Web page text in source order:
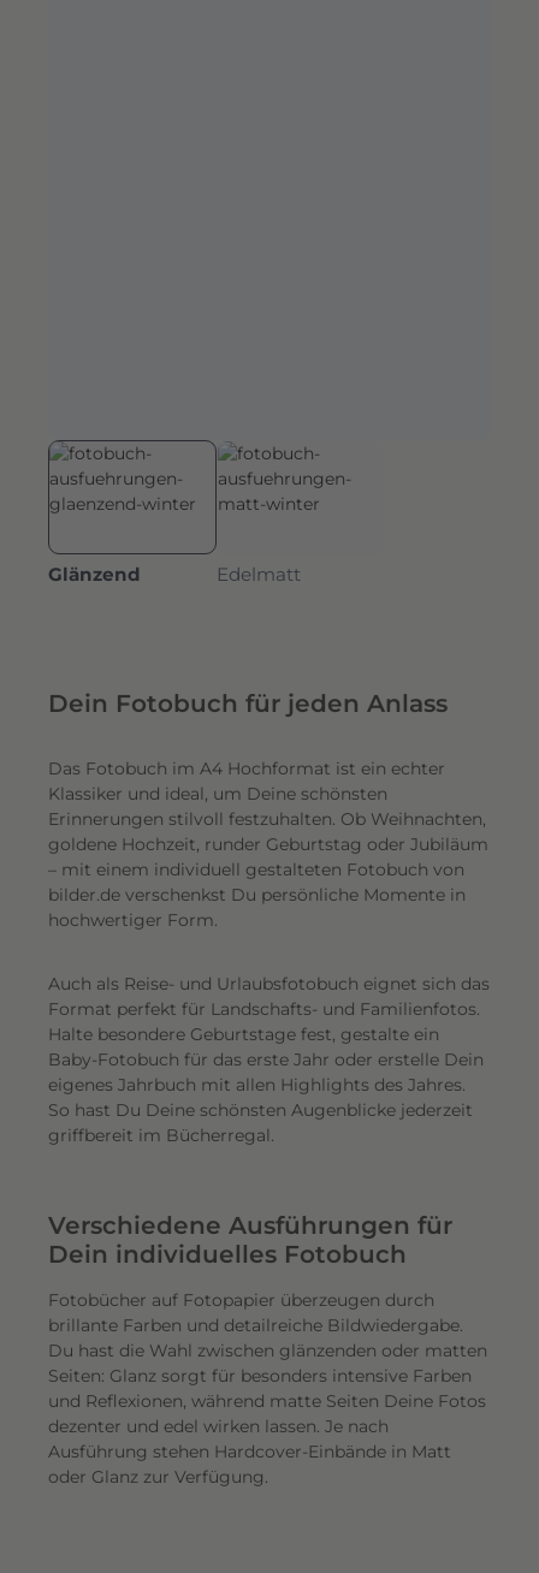
Glänzend Edelmatt
Dein Fotobuch für jeden Anlass
Das Fotobuch im A4 Hochformat ist ein echter
Klassiker und ideal, um Deine schönsten
Erinnerungen stilvoll festzuhalten. Ob Weihnachten,
goldene Hochzeit, runder Geburtstag oder Jubiläum
– mit einem individuell gestalteten Fotobuch von
bilder.de verschenkst Du persönliche Momente in
hochwertiger Form.
Auch als Reise- und Urlaubsfotobuch eignet sich das
Format perfekt für Landschafts- und Familienfotos.
Halte besondere Geburtstage fest, gestalte ein
Baby-Fotobuch für das erste Jahr oder erstelle Dein
eigenes Jahrbuch mit allen Highlights des Jahres.
So hast Du Deine schönsten Augenblicke jederzeit
griffbereit im Bücherregal.
Verschiedene Ausführungen für
Dein individuelles Fotobuch
Fotobücher auf Fotopapier überzeugen durch
brillante Farben und detailreiche Bildwiedergabe.
Du hast die Wahl zwischen glänzenden oder matten
Seiten: Glanz sorgt für besonders intensive Farben
und Reflexionen, während matte Seiten Deine Fotos
dezenter und edel wirken lassen. Je nach
Ausführung stehen Hardcover-Einbände in Matt
oder Glanz zur Verfügung.